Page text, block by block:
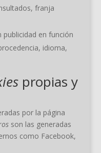
franja
en función
idioma,
propias y
por la página
son las generadas
como Facebook,